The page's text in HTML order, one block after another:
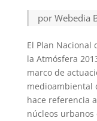
por Webedia
El Plan Nacional
la Atmósfera
marco de
medioambiental
hace referencia
núcleos urbanos